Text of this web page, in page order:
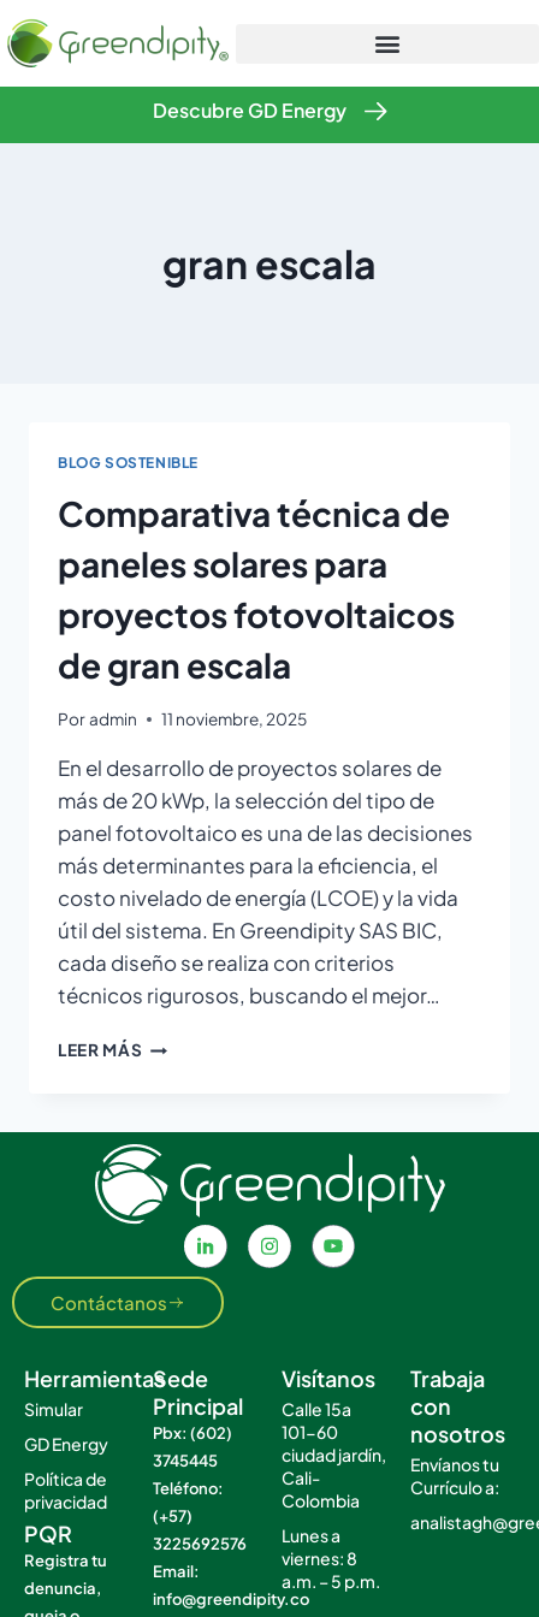
Descubre GD Energy
gran escala
BLOG SOSTENIBLE
Comparativa técnica de
paneles solares para
proyectos fotovoltaicos
de gran escala
Poradmin 11 noviembre, 2025
En el desarrollo de proyectos solares de
más de 20 kWp, la selección del tipo de
panel fotovoltaico es una de las decisiones
más determinantes para la eficiencia, el
costo nivelado de energía (LCOE) y la vida
útil del sistema. En Greendipity SAS BIC,
cada diseño se realiza con criterios
técnicos rigurosos, buscando el mejor…
LEER MÁS
Contáctanos
Herramientas
Simular
GD Energy
Política de
privacidad
PQR
Registra tu
denuncia,
Sede
Principal
Pbx: (602)
3745445
Teléfono:
(+57)
3225692576
Email:
info@greendipity.co
Visítanos
Calle 15a
101-60
ciudad jardín,
Cali-
Colombia
Lunes a
viernes: 8
a.m. – 5 p.m.
.
Trabaja
con
nosotros
Envíanos tu
Currículo a: